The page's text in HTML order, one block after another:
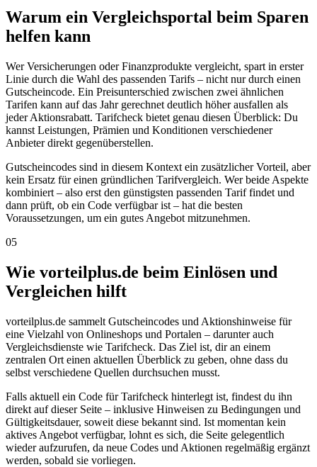
Warum ein Vergleichsportal beim Sparen
helfen kann
Wer Versicherungen oder Finanzprodukte vergleicht, spart in erster
Linie durch die Wahl des passenden Tarifs – nicht nur durch einen
Gutscheincode. Ein Preisunterschied zwischen zwei ähnlichen
Tarifen kann auf das Jahr gerechnet deutlich höher ausfallen als
jeder Aktionsrabatt. Tarifcheck bietet genau diesen Überblick: Du
kannst Leistungen, Prämien und Konditionen verschiedener
Anbieter direkt gegenüberstellen.
Gutscheincodes sind in diesem Kontext ein zusätzlicher Vorteil, aber
kein Ersatz für einen gründlichen Tarifvergleich. Wer beide Aspekte
kombiniert – also erst den günstigsten passenden Tarif findet und
dann prüft, ob ein Code verfügbar ist – hat die besten
Voraussetzungen, um ein gutes Angebot mitzunehmen.
05
Wie vorteilplus.de beim Einlösen und
Vergleichen hilft
vorteilplus.de sammelt Gutscheincodes und Aktionshinweise für
eine Vielzahl von Onlineshops und Portalen – darunter auch
Vergleichsdienste wie Tarifcheck. Das Ziel ist, dir an einem
zentralen Ort einen aktuellen Überblick zu geben, ohne dass du
selbst verschiedene Quellen durchsuchen musst.
Falls aktuell ein Code für Tarifcheck hinterlegt ist, findest du ihn
direkt auf dieser Seite – inklusive Hinweisen zu Bedingungen und
Gültigkeitsdauer, soweit diese bekannt sind. Ist momentan kein
aktives Angebot verfügbar, lohnt es sich, die Seite gelegentlich
wieder aufzurufen, da neue Codes und Aktionen regelmäßig ergänzt
werden, sobald sie vorliegen.